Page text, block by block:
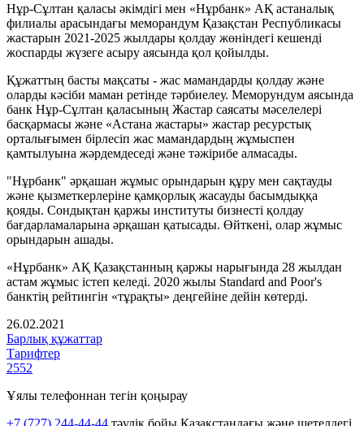
Нұр-Сұлтан қаласы әкімдігі мен «Нұрбанк» АҚ астаналық
филиалы арасындағы меморандум Қазақстан Республикасы
жастарын 2021-2025 жылдары қолдау жөніндегі кешенді
жоспарды жүзеге асыру аясында қол қойылды.
Құжаттың басты мақсаты - жас мамандарды қолдау және
оларды кәсіби маман ретінде тәрбиелеу. Меморундум аясында
банк Нұр-Сұлтан қаласының Жастар саясаты мәселелері
басқармасы және «Астана жастары» жастар ресурстық
орталығымен бірлесіп жас мамандардың жұмыспен
қамтылуына жәрдемдеседі және тәжірибе алмасады.
"Нұрбанк" әрқашан жұмыс орындарын құру мен сақтауды
және қызметкерлеріне қамқорлық жасауды басымдыққа
қояды. Сондықтан қаржы институты бизнесті қолдау
бағдарламаларына әрқашан қатысады. Өйткені, олар жұмыс
орындарын ашады.
«Нұрбанк» АҚ Қазақстанның қаржы нарығында 28 жылдан
астам жұмыс істеп келеді. 2020 жылы Standard and Poor's
банктің рейтингін «тұрақты» деңгейіне дейін көтерді.
26.02.2021
Барлық құжаттар
Тарифтер
2552
Ұялы телефоннан тегін қоңырау
+7 (727) 244-44-44 тәулік бойы Қазақстандағы және шетелдегі